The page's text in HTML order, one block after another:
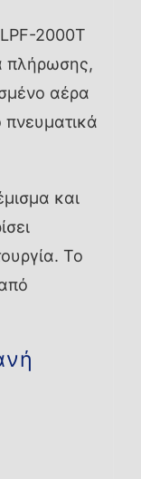
2000T
πλήρωσης,
αέρα
πνευματικά
και
Το